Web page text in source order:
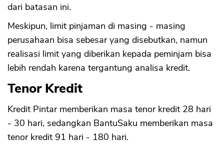
dari batasan ini.
Meskipun, limit pinjaman di masing - masing
perusahaan bisa sebesar yang disebutkan, namun
realisasi limit yang diberikan kepada peminjam bisa
lebih rendah karena tergantung analisa kredit.
Tenor Kredit
Kredit Pintar memberikan masa tenor kredit 28 hari
- 30 hari, sedangkan BantuSaku memberikan masa
tenor kredit 91 hari - 180 hari.